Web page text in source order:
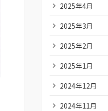
2025年4月
2025年3月
2025年2月
2025年1月
2024年12月
2024年11月